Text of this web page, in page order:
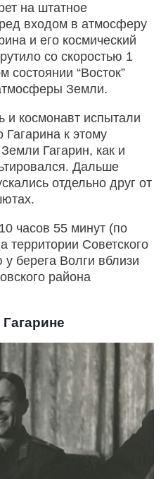
на штатное
входом в атмосферу
и его космический
со скоростью 1
состоянии “Восток”
Земли.
и космонавт испытали
Гагарина к этому
Гагарин, как и
Дальше
отдельно друг от
часов 55 минут (по
территории Советского
берега Волги вблизи
района